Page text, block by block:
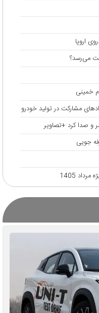
اروپا
می‌رسد؟
خمینی
مشارکت در تولید خودرو
و صدا کرد +تصاویر
جویی
1405